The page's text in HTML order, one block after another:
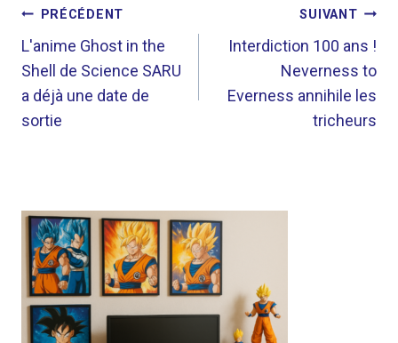
NAVIGATION
DE
L’ARTICLE
PRÉCÉDENT
L'anime Ghost in the
Shell de Science SARU
a déjà une date de
sortie
SUIVANT
Interdiction 100 ans !
Neverness to
Everness annihile les
tricheurs